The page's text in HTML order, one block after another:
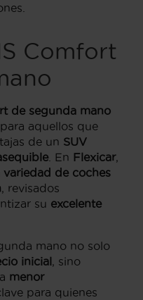
Comfort
de segunda mano
aquellos que
de un SUV
. En Flexicar,
variedad de coches
, revisados
su excelente
mano no solo
inicial , sino
menor
para quienes